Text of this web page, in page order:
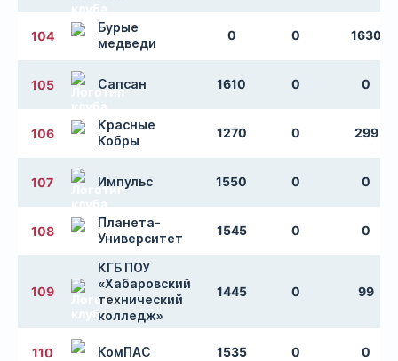
104
Бурые
медведи
0 0 1630
105 Сапсан 1610 0 0
106
Красные
Кобры
1270 0 299
107 Импульс 1550 0 0
108
Планета-
Университет
1545 0 0
109
КГБ ПОУ
«Хабаровский
технический
колледж»
1445 0 99
110 КомПАС 1535 0 0